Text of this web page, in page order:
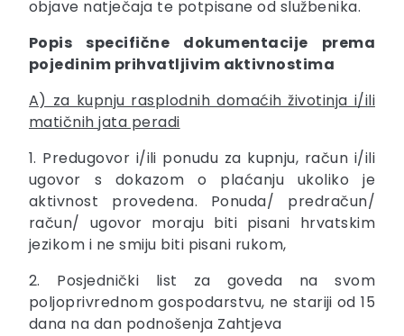
objave natječaja te potpisane od službenika.
Popis specifične dokumentacije prema
pojedinim prihvatljivim aktivnostima
A) za kupnju rasplodnih domaćih životinja i/ili
matičnih jata peradi
1. Predugovor i/ili ponudu za kupnju, račun i/ili
ugovor s dokazom o plaćanju ukoliko je
aktivnost provedena. Ponuda/ predračun/
račun/ ugovor moraju biti pisani hrvatskim
jezikom i ne smiju biti pisani rukom,
2. Posjednički list za goveda na svom
poljoprivrednom gospodarstvu, ne stariji od 15
dana na dan podnošenja Zahtjeva